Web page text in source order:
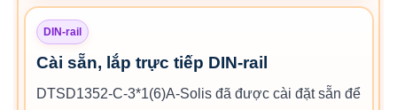
DIN-rail
Cài sẵn, lắp trực tiếp DIN-rail
DTSD1352-C-3*1(6)A-Solis đã được cài đặt sẵn để